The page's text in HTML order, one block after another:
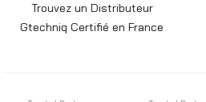
Trouvez un Distributeur
Gtechniq Certifié en France